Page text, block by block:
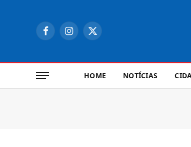
FacebookInstagram
X
HOME NOTÍCIAS